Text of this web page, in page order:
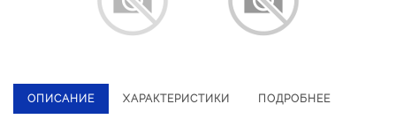
ОПИСАНИЕ ХАРАКТЕРИСТИКИ ПОДРОБНЕЕ